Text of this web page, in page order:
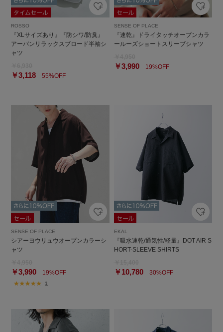
ROSSO
『XLサイズあり』『防シワ/防臭』
アーバンリラックスブロード半袖シ
ャツ
￥3,118 55%OFF
SENSE OF PLACE
『速乾』ドライタッチオープンカラ
ールーズショートスリーブシャツ
￥3,99019%OFF
SENSE OF PLACE
シアーヨウリュウオープンカラーシ
ャツ
￥3,990 19%OFF
1
EKAL
『吸水速乾/通気性/軽量』DOT AIR S
HORT-SLEEVE SHIRTS
￥10,78030%OFF